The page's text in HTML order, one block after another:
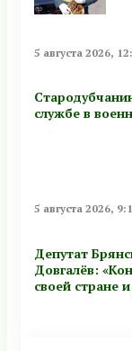
5 августа 2026,
службе в
5 августа 2026,
Депутат
Довгалёв:
своей стране